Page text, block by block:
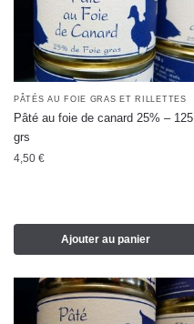
PÂTÉS AU FOIE GRAS ET RILLETTES
Pâté au foie de canard 25% – 125
grs
4,50 €
Ajouter au panier